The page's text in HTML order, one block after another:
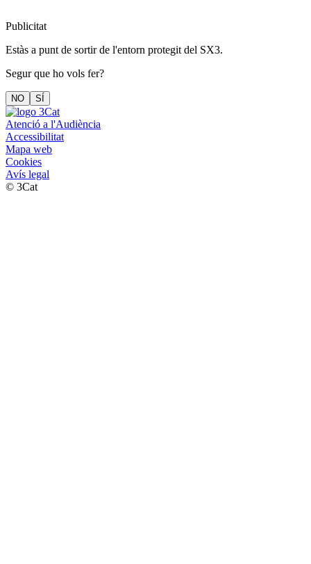
Publicitat
Estàs a punt de sortir de l'entorn protegit del SX3.
Segur que ho vols fer?
NO SÍ
Atenció a l'Audiència
Accessibilitat
Mapa web
Cookies
Avís legal
© 3Cat